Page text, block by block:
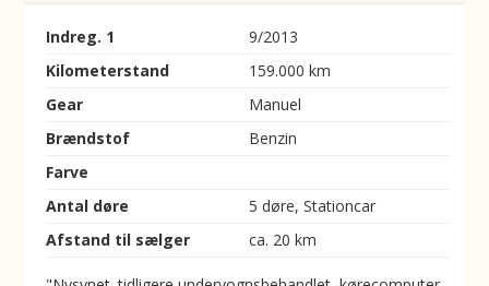
Indreg. 1
9/2013
Kilometerstand
159.000 km
Gear
Manuel
Brændstof
Benzin
Farve
Antal døre
5 døre, Stationcar
Afstand til sælger
ca. 20 km